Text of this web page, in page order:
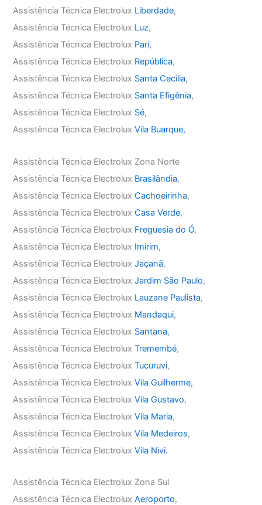
Assistência Técnica Electrolux Liberdade,
Assistência Técnica Electrolux Luz,
Assistência Técnica Electrolux Pari,
Assistência Técnica Electrolux República,
Assistência Técnica Electrolux Santa Cecília,
Assistência Técnica Electrolux Santa Efigênia,
Assistência Técnica Electrolux Sé,
Assistência Técnica ElectroluxVila Buarque,
Assistência Técnica Electrolux Zona Norte
Assistência Técnica Electrolux Brasilândia,
Assistência Técnica ElectroluxCachoeirinha,
Assistência Técnica ElectroluxCasa Verde,
Assistência Técnica Electrolux Freguesia do Ó,
Assistência Técnica Electrolux Imirim,
Assistência Técnica ElectroluxJaçanã,
Assistência Técnica ElectroluxJardim São Paulo,
Assistência Técnica Electrolux Lauzane Paulista,
Assistência Técnica Electrolux Mandaqui,
Assistência Técnica Electrolux Santana,
Assistência Técnica ElectroluxTremembé,
Assistência Técnica ElectroluxTucuruvi,
Assistência Técnica ElectroluxVila Guilherme,
Assistência Técnica ElectroluxVila Gustavo,
Assistência Técnica ElectroluxVila Maria,
Assistência Técnica ElectroluxVila Medeiros,
Assistência Técnica ElectroluxVila Nivi.
Assistência Técnica Electrolux Zona Sul
Assistência Técnica ElectroluxAeroporto,